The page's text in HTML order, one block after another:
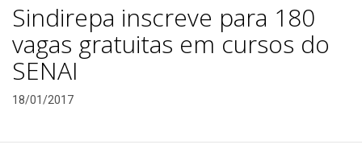
Sindirepa inscreve para 180
vagas gratuitas em cursos do
SENAI
18/01/2017